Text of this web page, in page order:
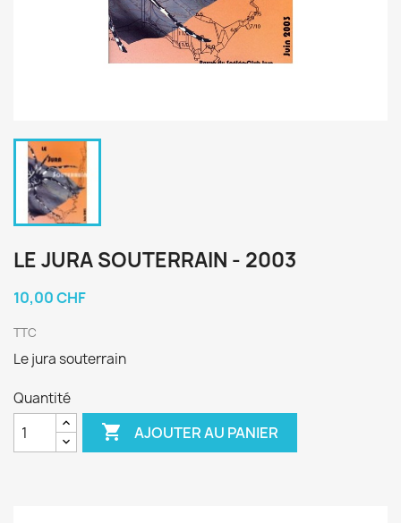
LE JURA SOUTERRAIN - 2003
10,00 CHF
TTC
Le jura souterrain
Quantité
 AJOUTER AU PANIER